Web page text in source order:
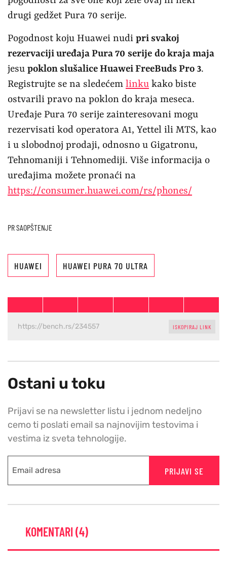
drugi gedžet Pura 70 serije.
Pogodnost koju Huawei nudi pri svakoj
rezervaciji uređaja Pura 70 serije do kraja maja
jesu poklon slušalice Huawei FreeBuds Pro 3.
Registrujte se na sledećem linku kako biste
ostvarili pravo na poklon do kraja meseca.
Uređaje Pura 70 serije zainteresovani mogu
rezervisati kod operatora A1, Yettel ili MTS, kao
i u slobodnoj prodaji, odnosno u Gigatronu,
Tehnomaniji i Tehnomediji. Više informacija o
uređajima možete pronaći na
https://consumer.huawei.com/rs/phones/
PR SAOPŠTENJE
HUAWEI HUAWEI PURA 70 ULTRA
ISKOPIRAJ LINK
Ostani u toku
Prijavi se na newsletter listu i jednom nedeljno
cemo ti poslati email sa najnovijim testovima i
vestima iz sveta tehnologije.
PRIJAVI SE
KOMENTARI (4)